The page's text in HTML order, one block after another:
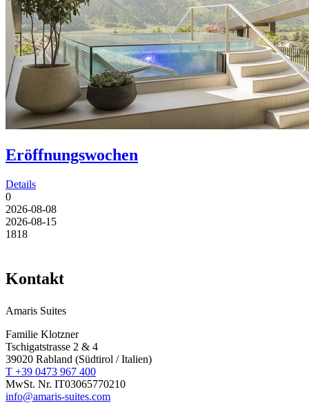
Eröffnungswochen
Details
0
2026-08-08
2026-08-15
1818
Kontakt
Amaris Suites
Familie Klotzner
Tschigatstrasse 2 & 4
39020 Rabland (Südtirol / Italien)
T +39 0473 967 400
MwSt. Nr. IT03065770210
info@amaris-suites.com